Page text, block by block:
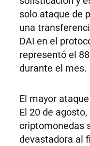
solo ataque de
una
DAI en el
representó el
durante el mes.
El mayor
El 20 de
criptomonedas
devastadora al